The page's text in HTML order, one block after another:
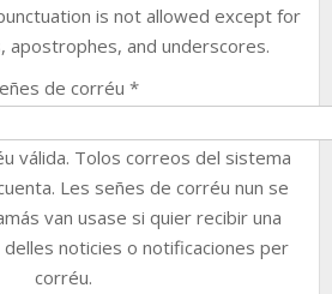
is not allowed except for
apostrophes, and underscores.
de corréu *
válida. Tolos correos del sistema
Les señes de corréu nun se
van usase si quier recibir una
noticies o notificaciones per
corréu.